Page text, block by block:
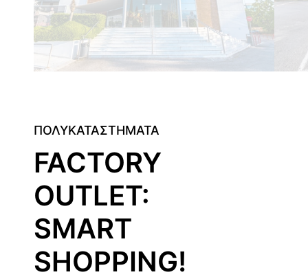
ΠΟΛΥΚΑΤΑΣΤΗΜΑΤΑ
FACTORY
OUTLET:
SMART
SHOPPING!